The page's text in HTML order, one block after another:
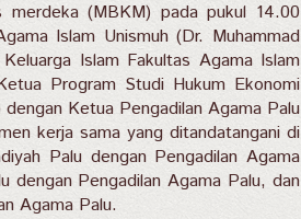
merdeka (MBKM) pada pukul 14.00
Islam Unismuh (Dr. Muhammad
Islam Fakultas Agama Islam
Program Studi Hukum Ekonomi
Ketua Pengadilan Agama Palu
kerja sama yang ditandatangani di
Palu dengan Pengadilan Agama
dengan Pengadilan Agama Palu, dan
Agama Palu.